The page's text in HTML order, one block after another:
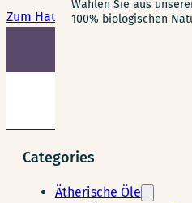
Zum Hauptinhalt springen Zum
Wählen Sie aus
100% biologischen
Categories
Ätherische Öle